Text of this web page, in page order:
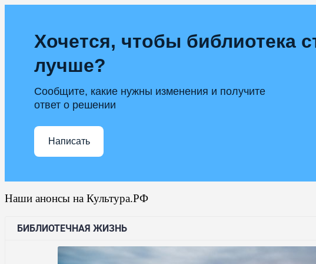
Хочется, чтобы библиотека
лучше?
Сообщите, какие нужны изменения и получите
ответ о решении
Написать
Наши анонсы на Культура.РФ